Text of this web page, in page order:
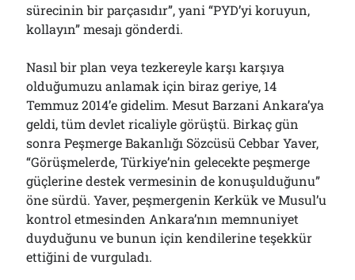
sürecinin bir parçasıdır”, yani “PYD’yi koruyun,
kollayın” mesajı gönderdi.
Nasıl bir plan veya tezkereyle karşı karşıya
olduğumuzu anlamak için biraz geriye, 14
Temmuz 2014’e gidelim. Mesut Barzani Ankara’ya
geldi, tüm devlet ricaliyle görüştü. Birkaç gün
sonra Peşmerge Bakanlığı Sözcüsü Cebbar Yaver,
“Görüşmelerde, Türkiye’nin gelecekte peşmerge
güçlerine destek vermesinin de konuşulduğunu”
öne sürdü. Yaver, peşmergenin Kerkük ve Musul’u
kontrol etmesinden Ankara’nın memnuniyet
duyduğunu ve bunun için kendilerine teşekkür
ettiğini de vurguladı.